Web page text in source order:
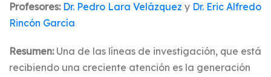
Profesores: Dr. Pedro Lara Velázquez y Dr. Eric Alfredo
Rincón Garcí­a
Resumen: Una de las líneas de investigación, que está
recibiendo una creciente atención es la generación